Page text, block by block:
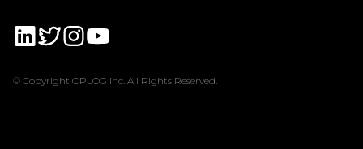
© Copyright OPLOG Inc. All Rights Reserved.